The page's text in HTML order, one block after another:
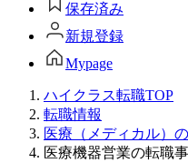
保存済み
新規登録
Mypage
ハイクラス転職TOP
転職情報
医療（メディカル）
医療機器営業の転職